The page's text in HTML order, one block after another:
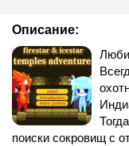
Описание:
поиски сокровищ с